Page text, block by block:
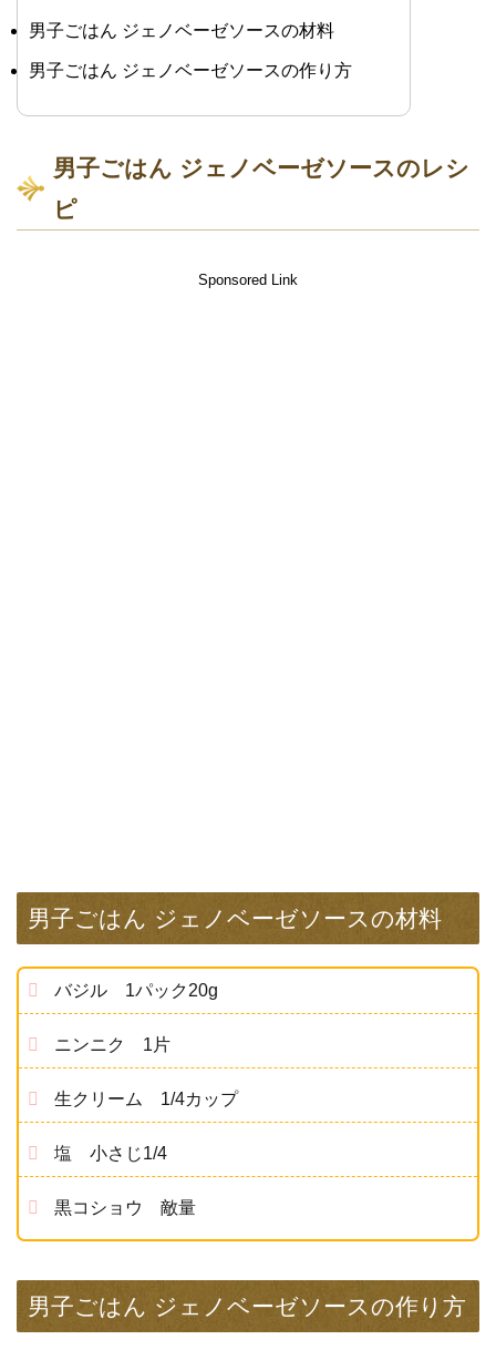
男子ごはん ジェノベーゼソースの材料
男子ごはん ジェノベーゼソースの作り方
男子ごはん ジェノベーゼソースのレシ
ピ
Sponsored Link
男子ごはん ジェノベーゼソースの材料
バジル 1パック20g
ニンニク 1片
生クリーム 1/4カップ
塩 小さじ1/4
黒コショウ 敵量
男子ごはん ジェノベーゼソースの作り方